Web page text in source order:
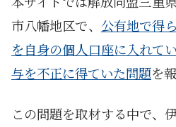
市八幡地区で、 公有地で得
を自身の個人口座に入れて
与を不正に得ていた問題を
この問題を取材する中で、